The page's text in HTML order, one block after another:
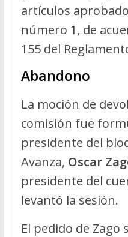
artículos
número 1, de
155 del
Abandono
La moción de
comisión fue
presidente del
Avanza, Oscar
presidente del
levantó la sesión.
El pedido de Zago